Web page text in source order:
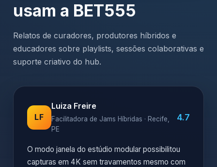
usam a BET555
Relatos de curadores, produtores híbridos e
educadores sobre playlists, sessões colaborativas e
suporte criativo do hub.
LF
Luiza Freire
Facilitadora de Jams Híbridas · Recife,
PE
4.7
O modo janela do estúdio modular possibilitou
capturas em 4K sem travamentos mesmo com